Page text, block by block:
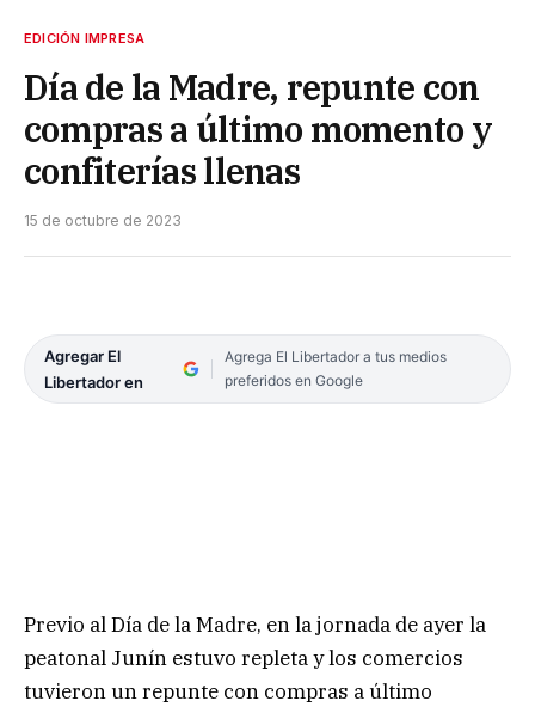
EDICIÓN IMPRESA
Día de la Madre, repunte con
compras a último momento y
confiterías llenas
15 de octubre de 2023
Agregar El
Libertador en
Agrega El Libertador a tus medios
preferidos en Google
Previo al Día de la Madre, en la jornada de ayer la
peatonal Junín estuvo repleta y los comercios
tuvieron un repunte con compras a último